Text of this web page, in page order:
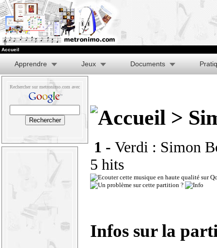
Accueil
Apprendre Jeux Documents
Rechercher sur metronimo.com avec
>
1 - Verdi : Simon
5 hits
Infos sur la